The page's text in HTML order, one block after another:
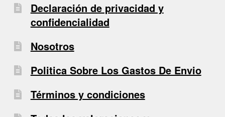
Declaración de privacidad y
confidencialidad
Nosotros
Politica Sobre Los Gastos De Envio
Términos y condiciones